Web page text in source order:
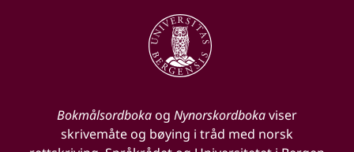
Bokmålsordbokaog Nynorskordbokaviser
skrivemåte og bøying i tråd med norsk